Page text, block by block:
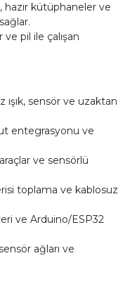
kütüphaneler ve
pil ile çalışan
ışık, sensör ve uzaktan
entegrasyonu ve
ve sensörlü
toplama ve kablosuz
ve Arduino/ESP32
ağları ve